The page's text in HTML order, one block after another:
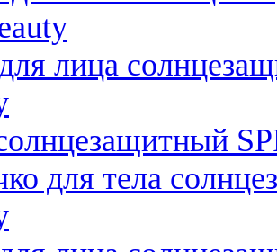
лица
для тела